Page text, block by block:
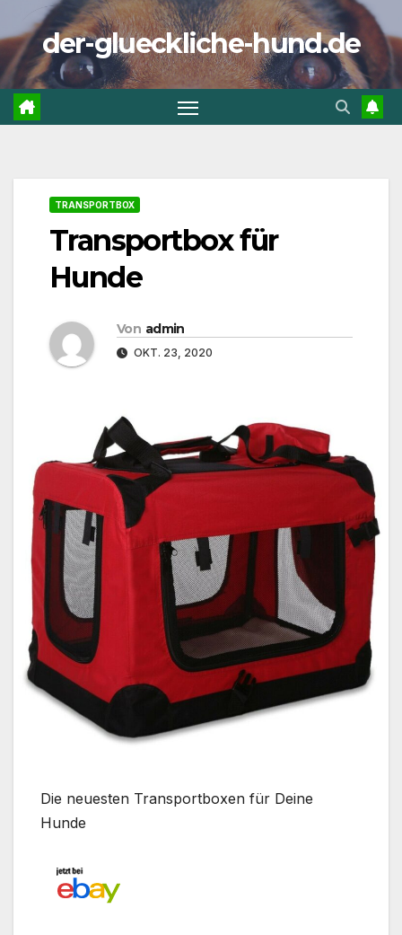
Inhalt
springen
der-glueckliche-hund.de
TRANSPORTBOX
Transportbox für
Hunde
Von admin
OKT. 23, 2020
Die neuesten Transportboxen für Deine
Hunde